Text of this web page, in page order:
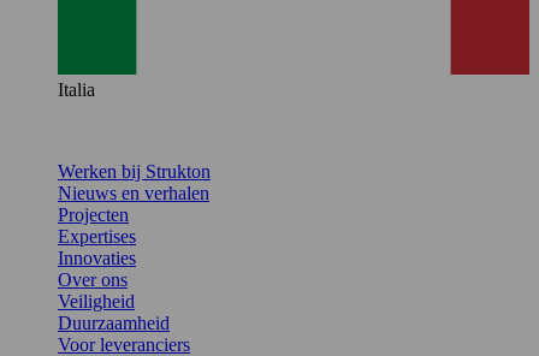
Italia
Werken bij Strukton
Nieuws en verhalen
Projecten
Expertises
Innovaties
Over ons
Veiligheid
Duurzaamheid
Voor leveranciers